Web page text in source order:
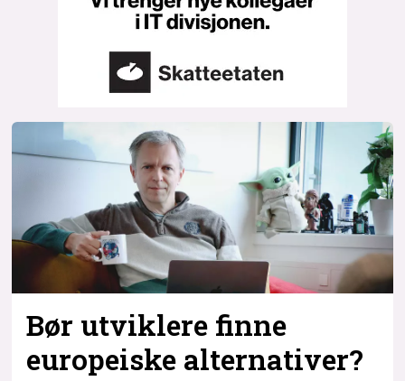
Bør utviklere finne
europeiske alternativer?